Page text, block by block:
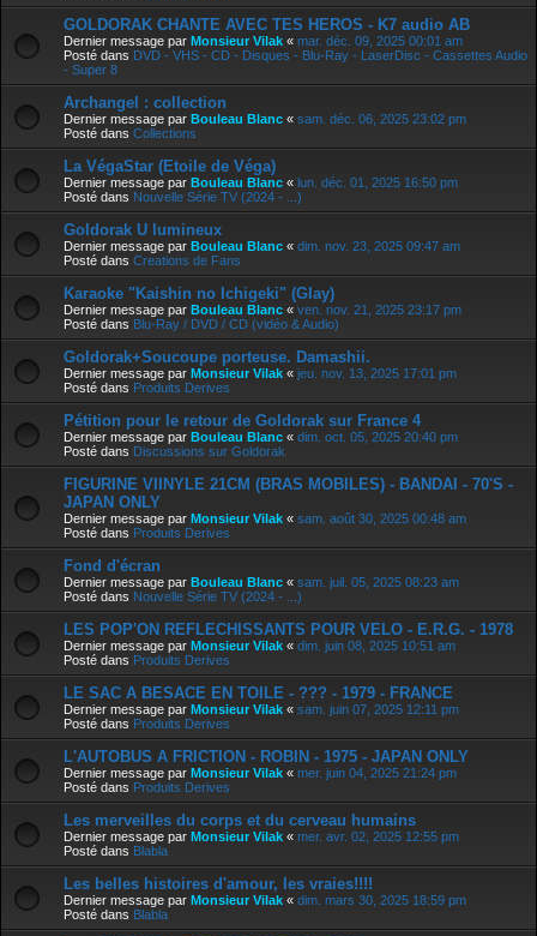
GOLDORAK CHANTE AVEC TES HEROS - K7 audio AB
Dernier message par Monsieur Vilak « mar. déc. 09, 2025 00:01 am
Posté dans DVD - VHS - CD - Disques - Blu-Ray - LaserDisc - Cassettes Audio
- Super 8
Archangel : collection
Dernier message par Bouleau Blanc « sam. déc. 06, 2025 23:02 pm
Posté dans Collections
La VégaStar (Etoile de Véga)
Dernier message par Bouleau Blanc « lun. déc. 01, 2025 16:50 pm
Posté dans Nouvelle Série TV (2024 - ...)
Goldorak U lumineux
Dernier message par Bouleau Blanc « dim. nov. 23, 2025 09:47 am
Posté dans Creations de Fans
Karaoke "Kaishin no Ichigeki" (Glay)
Dernier message par Bouleau Blanc « ven. nov. 21, 2025 23:17 pm
Posté dans Blu-Ray / DVD / CD (vidéo & Audio)
Goldorak+Soucoupe porteuse. Damashii.
Dernier message par Monsieur Vilak « jeu. nov. 13, 2025 17:01 pm
Posté dans Produits Derives
Pétition pour le retour de Goldorak sur France 4
Dernier message par Bouleau Blanc « dim. oct. 05, 2025 20:40 pm
Posté dans Discussions sur Goldorak
FIGURINE VIINYLE 21CM (BRAS MOBILES) - BANDAI - 70'S -
JAPAN ONLY
Dernier message par Monsieur Vilak « sam. août 30, 2025 00:48 am
Posté dans Produits Derives
Fond d'écran
Dernier message par Bouleau Blanc « sam. juil. 05, 2025 08:23 am
Posté dans Nouvelle Série TV (2024 - ...)
LES POP'ON REFLECHISSANTS POUR VELO - E.R.G. - 1978
Dernier message par Monsieur Vilak « dim. juin 08, 2025 10:51 am
Posté dans Produits Derives
LE SAC A BESACE EN TOILE - ??? - 1979 - FRANCE
Dernier message par Monsieur Vilak « sam. juin 07, 2025 12:11 pm
Posté dans Produits Derives
L'AUTOBUS A FRICTION - ROBIN - 1975 - JAPAN ONLY
Dernier message par Monsieur Vilak « mer. juin 04, 2025 21:24 pm
Posté dans Produits Derives
Les merveilles du corps et du cerveau humains
Dernier message par Monsieur Vilak « mer. avr. 02, 2025 12:55 pm
Posté dans Blabla
Les belles histoires d'amour, les vraies!!!!
Dernier message par Monsieur Vilak « dim. mars 30, 2025 18:59 pm
Posté dans Blabla